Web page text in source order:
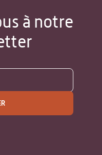
à notre